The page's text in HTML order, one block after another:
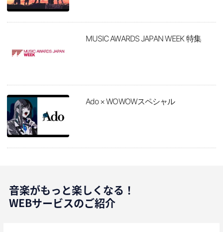
MUSIC AWARDS JAPAN WEEK 特集
Ado × WOWOWスペシャル
音楽がもっと楽しくなる！
WEBサービスのご紹介